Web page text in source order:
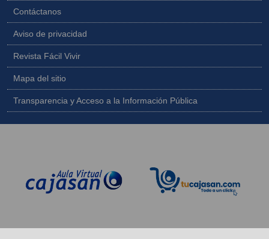
Contáctanos
Aviso de privacidad
Revista Fácil Vivir
Mapa del sitio
Transparencia y Acceso a la Información Pública